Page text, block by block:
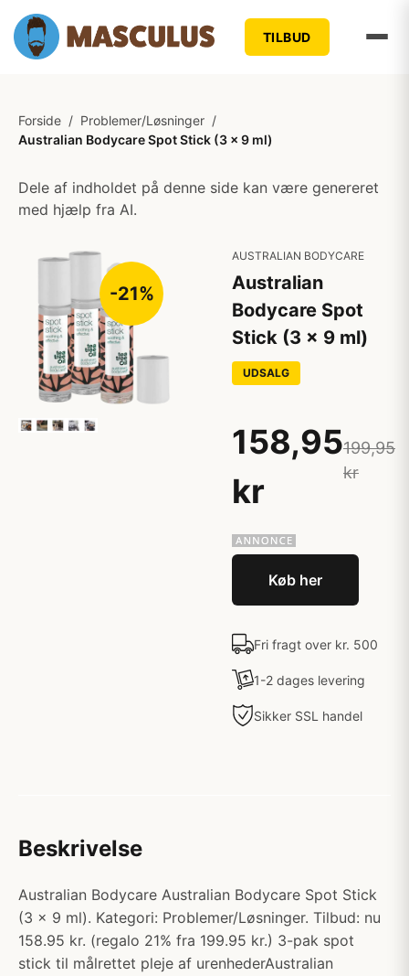
TILBUD
Forside / Problemer/Løsninger /
Australian Bodycare Spot Stick (3 x 9 ml)
Dele af indholdet på denne side kan være genereret
med hjælp fra AI.
-21%
AUSTRALIAN BODYCARE
Australian
Bodycare Spot
Stick (3 x 9 ml)
UDSALG
158,95
kr
199,95
kr
Køb her
Fri fragt over kr. 500
1-2 dages levering
Sikker SSL handel
Beskrivelse
Australian Bodycare Australian Bodycare Spot Stick
(3 x 9 ml). Kategori: Problemer/Løsninger. Tilbud: nu
158.95 kr. (regalo 21% fra 199.95 kr.) 3-pak spot
stick til målrettet pleje af urenhederAustralian